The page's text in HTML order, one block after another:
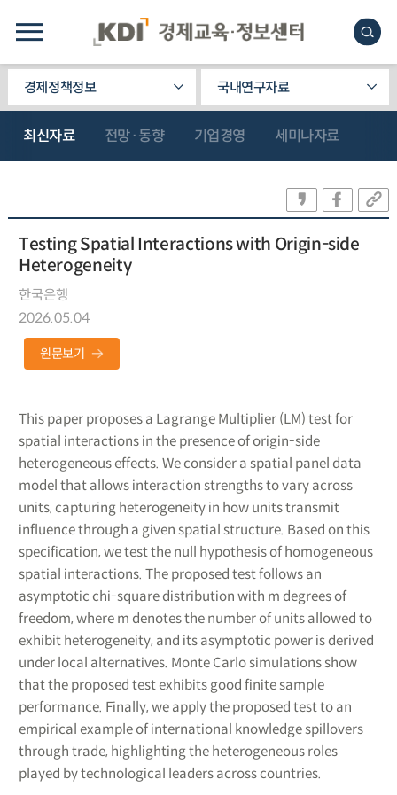
경제정책정보 국내연구자료
최신자료 전망·동향 기업경영 세미나자료
Testing Spatial Interactions with Origin-side
Heterogeneity
한국은행
2026.05.04
원문보기
This paper proposes a Lagrange Multiplier (LM) test for
spatial interactions in the presence of origin-side
heterogeneous effects. We consider a spatial panel data
model that allows interaction strengths to vary across
units, capturing heterogeneity in how units transmit
influence through a given spatial structure. Based on this
specification, we test the null hypothesis of homogeneous
spatial interactions. The proposed test follows an
asymptotic chi-square distribution with m degrees of
freedom, where m denotes the number of units allowed to
exhibit heterogeneity, and its asymptotic power is derived
under local alternatives. Monte Carlo simulations show
that the proposed test exhibits good finite sample
performance. Finally, we apply the proposed test to an
empirical example of international knowledge spillovers
through trade, highlighting the heterogeneous roles
played by technological leaders across countries.